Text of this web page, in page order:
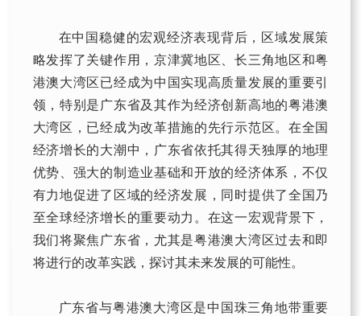
在中国稳健的宏观经济表现背后，区域发展策
略发挥了关键作用，京津冀地区、长三角地区和粤
港澳大湾区已经成为中国实现高质量发展的重要引
领，特别是广东省及其作为经济创新高地的粤港澳
大湾区，已经成为改革措施的先行示范区。在全国
经济增长的大潮中，广东省依托其得天独厚的地理
优势、强大的制造业基础和开放的经济体系，不仅
有力地促进了区域的经济发展，同时提供了全国乃
至全球经济增长的重要动力。在这一宏观背景下，
我们将聚焦广东省，尤其是粤港澳大湾区过去和即
将进行的改革实践，探讨其未来发展的可能性。
广东省与粤港澳大湾区是中国珠三角地带重要